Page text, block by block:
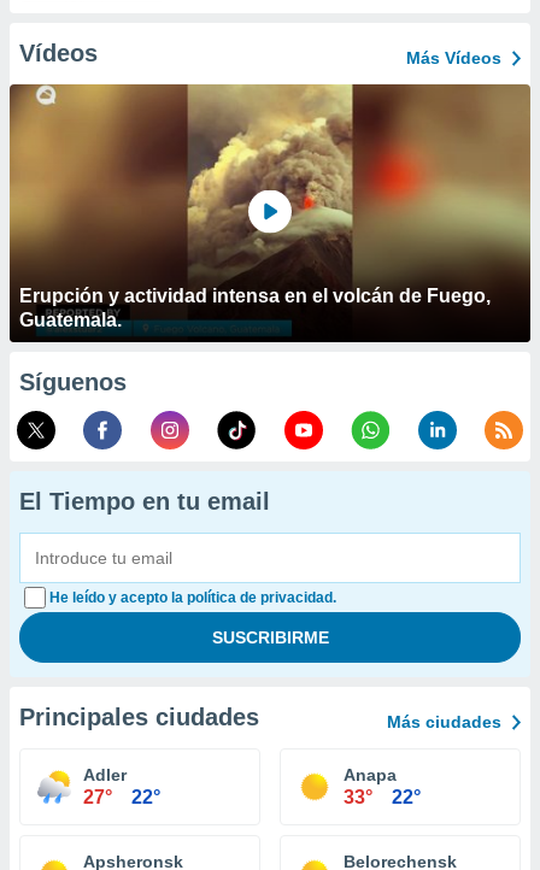
Vídeos Más Vídeos
Erupción y actividad intensa en el volcán de Fuego,
Guatemala.
Síguenos
El Tiempo en tu email
He leído y acepto la política de privacidad.
Principales ciudades Más ciudades
Adler
27° 22°
Anapa
33° 22°
Apsheronsk Belorechensk